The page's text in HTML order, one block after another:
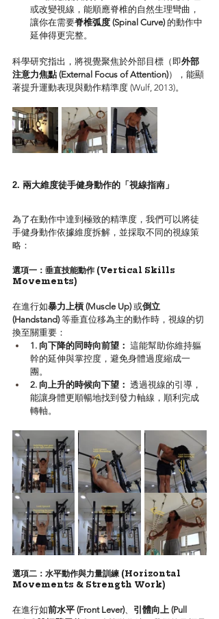
或改變視線，能順應脊椎的自然生理彎曲，
讓你在需要脊椎弧度 (Spinal Curve) 的動作中
延伸得更完整。
科學研究指出，將視覺聚焦於外部目標（即外部
注意力焦點 (External Focus of Attention)），能顯
著提升運動表現與動作精準度 (Wulf, 2013)。
2. 兩大維度徒手健身動作的「視線指南」
為了在動作中達到極致的精準度，我們可以將徒
手健身動作依據維度拆解，並採取不同的視線策
略：
選項一：垂直技能動作 (Vertical Skills
Movements)
在進行如暴力上槓 (Muscle Up) 或倒立
(Handstand) 等垂直位移為主的動作時，視線的切
換至關重要：
1. 向下降的同時向前望： 這能幫助你維持軀
幹的延伸與掌控度，避免身體過度縮成一
團。
2. 向上升的時候向下望： 透過視線的引導，
能讓身體更順暢地找到發力軸線，順利完成
轉軸。
選項二：水平動作與力量訓練 (Horizontal
Movements & Strength Work)
在進行如前水平 (Front Lever)、 引體向上 (Pull